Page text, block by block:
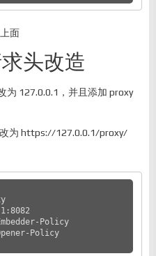
面
头改造
为 127.0.0.1，并且添加 proxy
为 https://127.0.0.1/proxy/